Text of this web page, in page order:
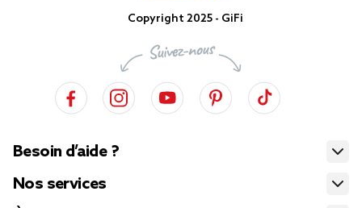
Copyright 2025 - GiFi
Besoin d’aide ?
Nos services